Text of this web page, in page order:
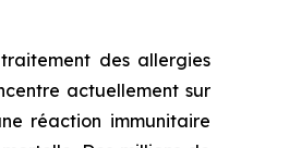
des allergies
actuellement sur
réaction immunitaire